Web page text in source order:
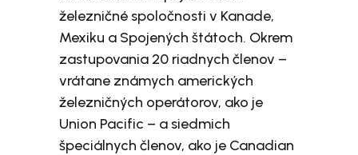
železničné spoločnosti v Kanade,
Mexiku a Spojených štátoch. Okrem
zastupovania 20 riadnych členov –
vrátane známych amerických
železničných operátorov, ako je
Union Pacific – a siedmich
špeciálnych členov, ako je Canadian